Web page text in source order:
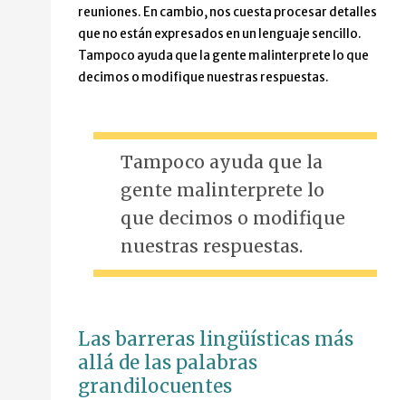
reuniones. En cambio, nos cuesta procesar detalles
que no están expresados en un lenguaje sencillo.
Tampoco ayuda que la gente malinterprete lo que
decimos o modifique nuestras respuestas.
Tampoco ayuda que la
gente malinterprete lo
que decimos o modifique
nuestras respuestas.
Las barreras lingüísticas más
allá de las palabras
grandilocuentes